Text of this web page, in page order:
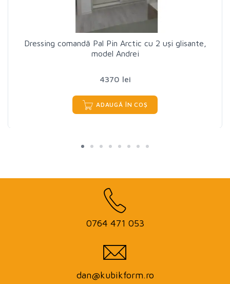
Dressing comandă Pal Pin Arctic cu 2 uși glisante,
model Andrei
4370 lei
ADAUGĂ ÎN COȘ
0764 471 053
dan@kubikform.ro